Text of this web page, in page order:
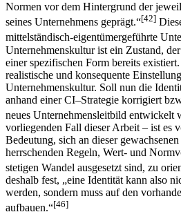
In den meisten Fällen „(...) hat der
Normen vor dem Hintergrund der
seines Unternehmens geprägt.“[42]
mittelständisch-eigentümergeführte
Unternehmenskultur ist ein Zustand,
einer spezifischen Form bereits
realistische und konsequente
Unternehmenskultur. Soll nun die
anhand einer CI–Strategie korrigiert
neues Unternehmensleitbild entwickelt
vorliegenden Fall dieser Arbeit – ist es
Bedeutung, sich an dieser gewachsenen
herrschenden Regeln, Wert- und
stetigen Wandel ausgesetzt sind, zu
deshalb fest, „eine Identität kann also
werden, sondern muss auf den